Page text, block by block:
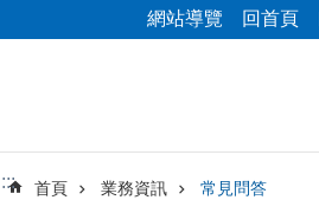
網站導覽 回首頁
::: 首頁 業務資訊 常見問答